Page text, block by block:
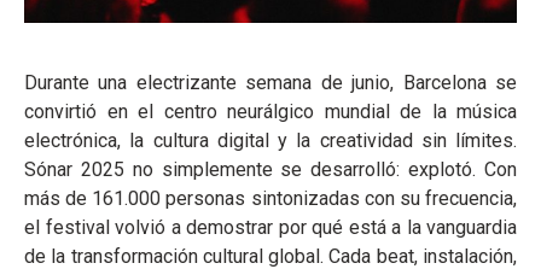
Durante una electrizante semana de junio, Barcelona se
convirtió en el centro neurálgico mundial de la música
electrónica, la cultura digital y la creatividad sin límites.
Sónar 2025 no simplemente se desarrolló: explotó. Con
más de 161.000 personas sintonizadas con su frecuencia,
el festival volvió a demostrar por qué está a la vanguardia
de la transformación cultural global. Cada beat, instalación,